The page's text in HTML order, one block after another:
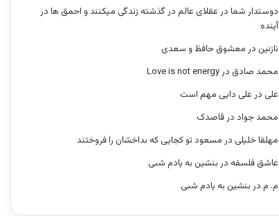
دوستدار شما در عقلای عالم در گذشته زندگی میکنند و احمق ها در
آینده
نازنین در معشوق حافظ و سعدی
محمد صادق درLove is not energy
علی در علی دایی مهم است
محمد جواد درقاصدک
مهلقا خلیلی در مسعود تو کجایی که بداخشان را فروختند
عاشق فلسفه در بنشین به یادم شبی
م. م در بنشین به یادم شبی